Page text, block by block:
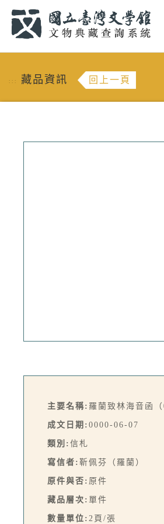
::: 藏品資訊 回上一頁
主要名稱: 羅蘭致林海音函
成文日期: 0000-06-07
類別: 信札
寫信者: 靳佩芬（羅蘭）
原件與否: 原件
藏品層次: 單件
數量單位: 2頁/張